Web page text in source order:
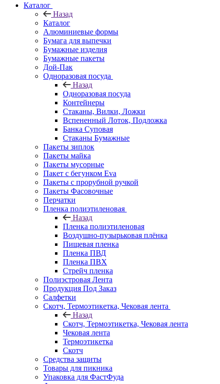
Каталог
Назад
Каталог
Алюминиевые формы
Бумага для выпечки
Бумажные изделия
Бумажные пакеты
Дой-Пак
Одноразовая посуда
Назад
Одноразовая посуда
Контейнеры
Стаканы, Вилки, Ложки
Вспененный Лоток, Подложка
Банка Суповая
Стаканы Бумажные
Пакеты зиплок
Пакеты майка
Пакеты мусорные
Пакет с бегунком Eva
Пакеты с прорубной ручкой
Пакеты Фасовочные
Перчатки
Пленка полиэтиленовая
Назад
Пленка полиэтиленовая
Воздушно-пузырьковая плёнка
Пищевая пленка
Пленка ПВД
Пленка ПВХ
Стрейч пленка
Полиэстровая Лента
Продукция Под Заказ
Салфетки
Скотч, Термоэтикетка, Чековая лента
Назад
Скотч, Термоэтикетка, Чековая лента
Чековая лента
Термоэтикетка
Скотч
Средства защиты
Товары для пикника
Упаковка для ФастФуда